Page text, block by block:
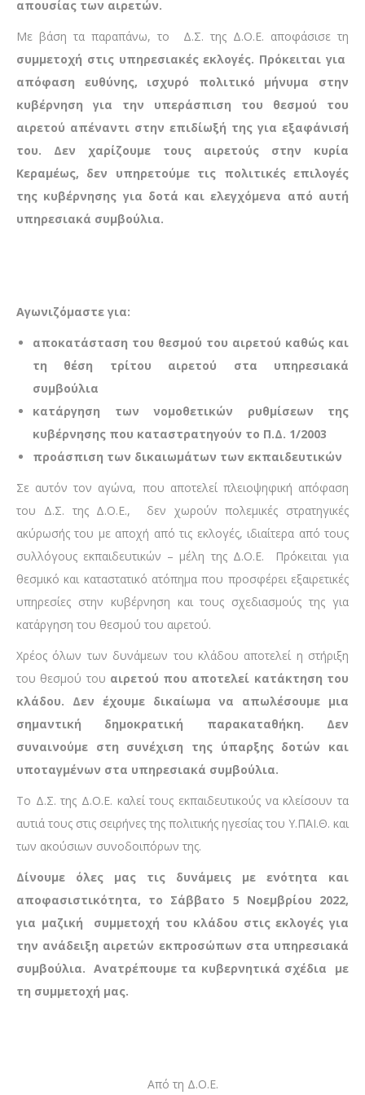
απουσίας των αιρετών.
Με βάση τα παραπάνω, το Δ.Σ. της Δ.Ο.Ε. αποφάσισε τη
συμμετοχή στις υπηρεσιακές εκλογές. Πρόκειται για
απόφαση ευθύνης, ισχυρό πολιτικό μήνυμα στην
κυβέρνηση για την υπεράσπιση του θεσμού του
αιρετού απέναντι στην επιδίωξή της για εξαφάνισή
του. Δεν χαρίζουμε τους αιρετούς στην κυρία
Κεραμέως, δεν υπηρετούμε τις πολιτικές επιλογές
της κυβέρνησης για δοτά και ελεγχόμενα από αυτή
υπηρεσιακά συμβούλια.
Αγωνιζόμαστε για:
αποκατάσταση του θεσμού του αιρετού καθώς και
τη θέση τρίτου αιρετού στα υπηρεσιακά
συμβούλια
κατάργηση των νομοθετικών ρυθμίσεων της
κυβέρνησης που καταστρατηγούν το Π.Δ. 1/2003
προάσπιση των δικαιωμάτων των εκπαιδευτικών
Σε αυτόν τον αγώνα, που αποτελεί πλειοψηφική απόφαση
του Δ.Σ. της Δ.Ο.Ε., δεν χωρούν πολεμικές στρατηγικές
ακύρωσής του με αποχή από τις εκλογές, ιδιαίτερα από τους
συλλόγους εκπαιδευτικών – μέλη της Δ.Ο.Ε. Πρόκειται για
θεσμικό και καταστατικό ατόπημα που προσφέρει εξαιρετικές
υπηρεσίες στην κυβέρνηση και τους σχεδιασμούς της για
κατάργηση του θεσμού του αιρετού.
Χρέος όλων των δυνάμεων του κλάδου αποτελεί η στήριξη
του θεσμού του αιρετού που αποτελεί κατάκτηση του
κλάδου. Δεν έχουμε δικαίωμα να απωλέσουμε μια
σημαντική δημοκρατική παρακαταθήκη. Δεν
συναινούμε στη συνέχιση της ύπαρξης δοτών και
υποταγμένων στα υπηρεσιακά συμβούλια.
Το Δ.Σ. της Δ.Ο.Ε. καλεί τους εκπαιδευτικούς να κλείσουν τα
αυτιά τους στις σειρήνες της πολιτικής ηγεσίας του Υ.ΠΑΙ.Θ. και
των ακούσιων συνοδοιπόρων της.
Δίνουμε όλες μας τις δυνάμεις με ενότητα και
αποφασιστικότητα, το Σάββατο 5 Νοεμβρίου 2022,
για μαζική συμμετοχή του κλάδου στις εκλογές για
την ανάδειξη αιρετών εκπροσώπων στα υπηρεσιακά
συμβούλια.Ανατρέπουμε τα κυβερνητικά σχέδια με
τη συμμετοχή μας.
Από τη Δ.Ο.Ε.